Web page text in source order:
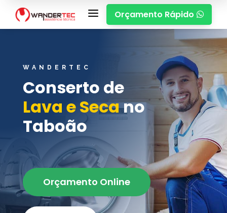
a Orçamento Rápido 
WANDERTEC
Conserto de
Lava e Secano
Taboão
Orçamento Online